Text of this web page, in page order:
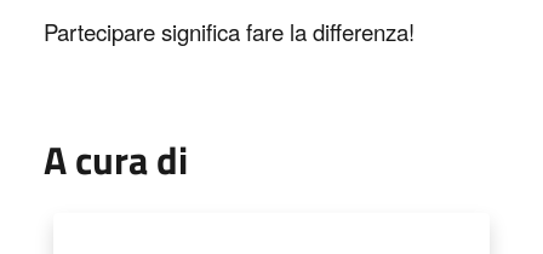
Partecipare significa fare la differenza!
A cura di